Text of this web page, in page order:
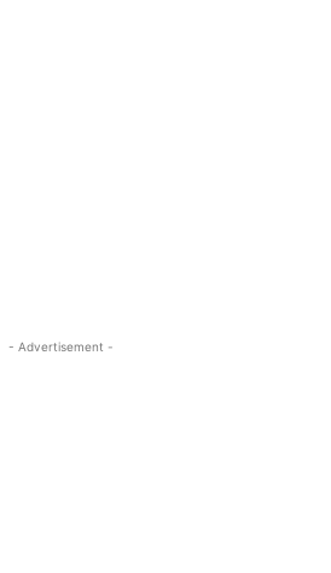
- Advertisement -